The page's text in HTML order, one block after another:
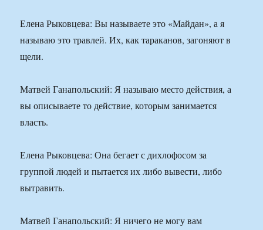
Елена Рыковцева: Вы называете это «Майдан», а я
называю это травлей. Их, как тараканов, загоняют в
щели.
Матвей Ганапольский: Я называю место действия, а
вы описываете то действие, которым занимается
власть.
Елена Рыковцева: Она бегает с дихлофосом за
группой людей и пытается их либо вывести, либо
вытравить.
Матвей Ганапольский: Я ничего не могу вам